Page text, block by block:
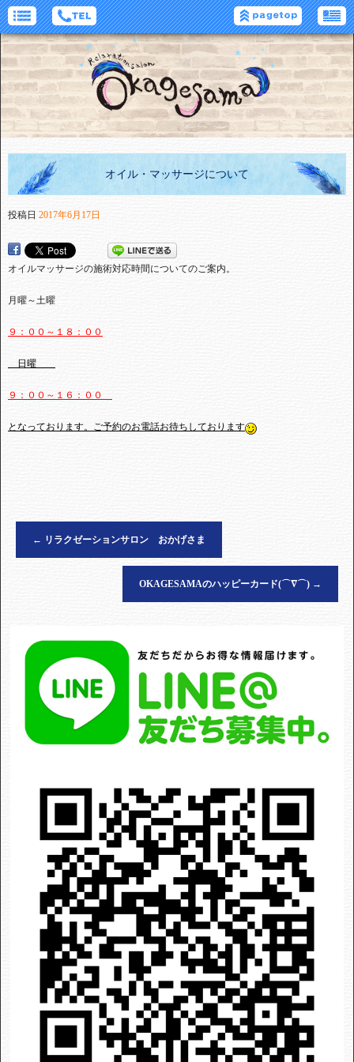
オイル・マッサージについて
投稿日 2017年6月17日
オイルマッサージの施術対応時間についてのご案内。
月曜～土曜
９：００～１８：００
日曜
９：００～１６：００
となっております。ご予約のお電話お待ちしております
← リラクゼーションサロン おかげさま
OKAGESAMAのハッピーカード(⌒∇⌒) →